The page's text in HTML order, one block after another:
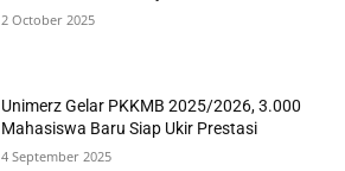
2 October 2025
Unimerz Gelar PKKMB 2025/2026, 3.000
Mahasiswa Baru Siap Ukir Prestasi
4 September 2025